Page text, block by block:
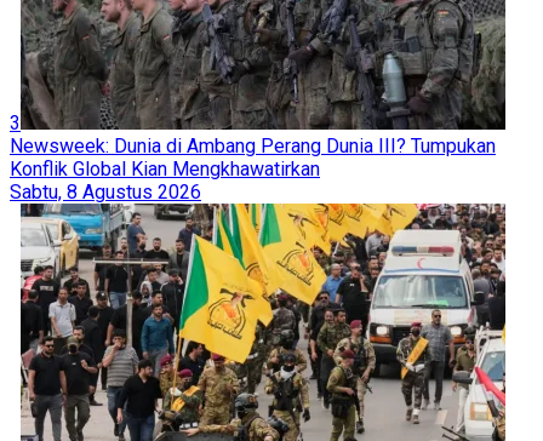
3
Newsweek: Dunia di Ambang Perang Dunia III? Tumpukan
Konflik Global Kian Mengkhawatirkan
Sabtu, 8 Agustus 2026